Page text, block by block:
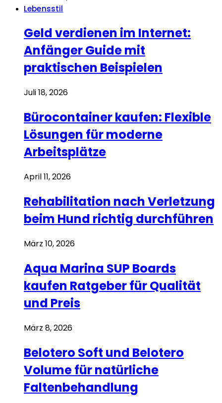
Lebensstil
Geld verdienen im Internet:
Anfänger Guide mit
praktischen Beispielen
Juli 18, 2026
Bürocontainer kaufen: Flexible
Lösungen für moderne
Arbeitsplätze
April 11, 2026
Rehabilitation nach Verletzung
beim Hund richtig durchführen
März 10, 2026
Aqua Marina SUP Boards
kaufen Ratgeber für Qualität
und Preis
März 8, 2026
Belotero Soft und Belotero
Volume für natürliche
Faltenbehandlung